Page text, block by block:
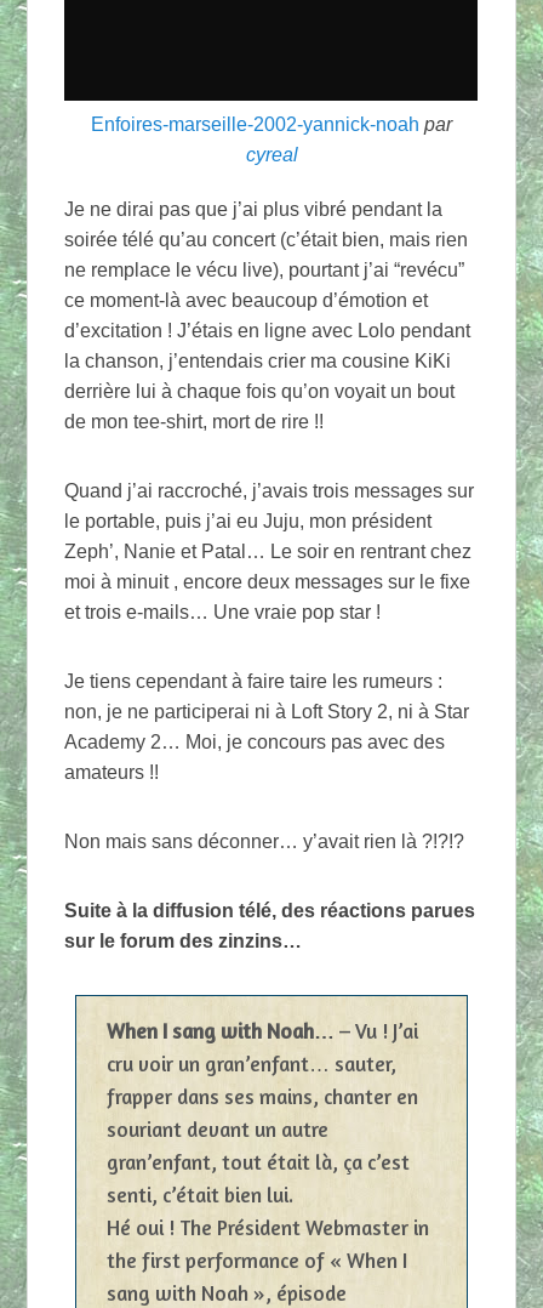
Enfoires-marseille-2002-yannick-noah par
cyreal
Je ne dirai pas que j’ai plus vibré pendant la
soirée télé qu’au concert (c’était bien, mais rien
ne remplace le vécu live), pourtant j’ai “revécu”
ce moment-là avec beaucoup d’émotion et
d’excitation ! J’étais en ligne avec Lolo pendant
la chanson, j’entendais crier ma cousine KiKi
derrière lui à chaque fois qu’on voyait un bout
de mon tee-shirt, mort de rire !!
Quand j’ai raccroché, j’avais trois messages sur
le portable, puis j’ai eu Juju, mon président
Zeph’, Nanie et Patal… Le soir en rentrant chez
moi à minuit , encore deux messages sur le fixe
et trois e-mails… Une vraie pop star !
Je tiens cependant à faire taire les rumeurs :
non, je ne participerai ni à Loft Story 2, ni à Star
Academy 2… Moi, je concours pas avec des
amateurs !!
Non mais sans déconner… y’avait rien là ?!?!?
Suite à la diffusion télé, des réactions parues
sur le forum des zinzins…
When I sang with Noah… – Vu ! J’ai
cru voir un gran’enfant… sauter,
frapper dans ses mains, chanter en
souriant devant un autre
gran’enfant, tout était là, ça c’est
senti, c’était bien lui.
Hé oui ! The Président Webmaster in
the first performance of « When I
sang with Noah », épisode